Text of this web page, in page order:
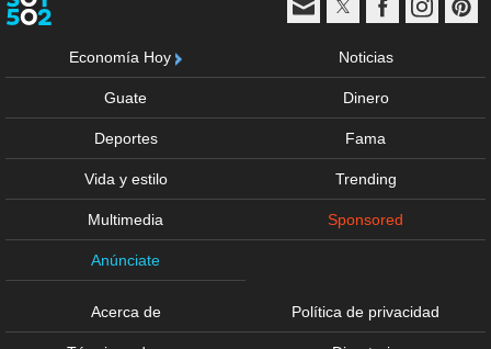
Economía Hoy Noticias
Guate Dinero
Deportes Fama
Vida y estilo Trending
Multimedia Sponsored
Anúnciate
Acerca de Política de privacidad